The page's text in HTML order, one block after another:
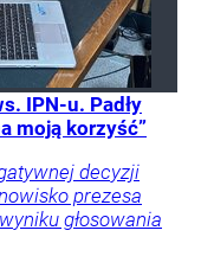
IPN-u. Padły
moją korzyść”
decyzji
prezesa
głosowania